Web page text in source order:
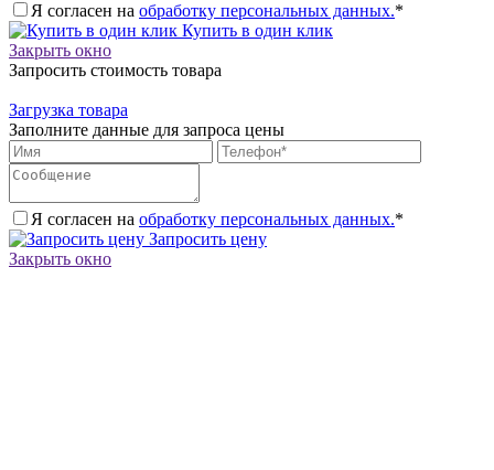
Я согласен на обработку персональных данных.*
Купить в один клик
Закрыть окно
Запросить стоимость товара
Загрузка товара
Заполните данные для запроса цены
Я согласен на обработку персональных данных.*
Запросить цену
Закрыть окно